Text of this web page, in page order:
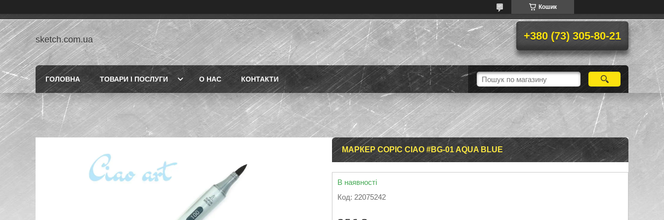
Кошик
sketch.com.ua +380 (73) 305-80-21
ГОЛОВНА ТОВАРИ І ПОСЛУГИ О НАС КОНТАКТИ
МАРКЕР COPIC CIAO #BG-01 AQUA BLUE
В наявності
Код: 22075242